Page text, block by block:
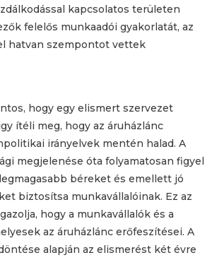
kapcsolatos területen
felelős munkaadói gyakorlatát, az
hatvan szempontot vettek
hogy egy elismert szervezet
ítéli meg, hogy az áruházlánc
irányelvek mentén halad. A
megjelenése óta folyamatosan figyel
béreket és emellett jó
biztosítsa munkavállalóinak. Ez az
hogy a munkavállalók és a
az áruházlánc erőfeszítései. A
alapján az elismerést két évre